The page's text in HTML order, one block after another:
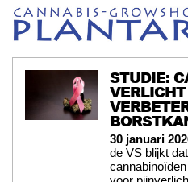
STUDIE:
30 januari
de VS blijkt